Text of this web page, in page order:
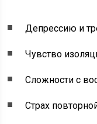
Депрессию и
Чувство
Сложности с
Страх